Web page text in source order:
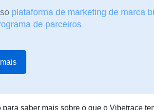
plataforma de marketing de marca
de parceiros
saber mais sobre o que o Vibetrace